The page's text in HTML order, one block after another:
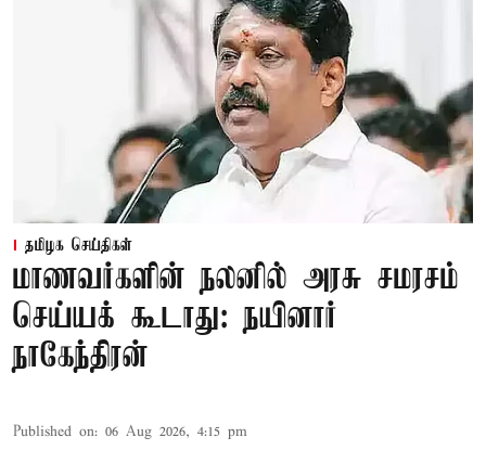
தமிழக செய்திகள்
மாணவர்களின் நலனில் அரசு சமரசம்
செய்யக் கூடாது: நயினார்
நாகேந்திரன்
Published on: 06 Aug 2026, 4:15 pm